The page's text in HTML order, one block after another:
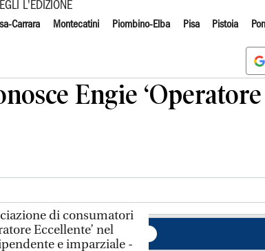
L'EDIZIONE
Carrara Montecatini Piombino-Elba Pisa Pistoia
Engie ‘Operatore
di consumatori
Eccellente’ nel
e imparziale -